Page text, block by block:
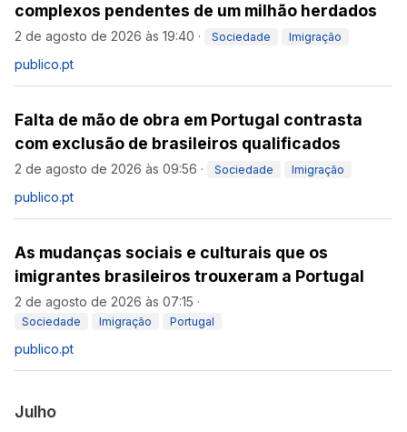
complexos pendentes de um milhão herdados
2 de agosto de 2026 às 19:40 · Sociedade Imigração
publico.pt
Falta de mão de obra em Portugal contrasta
com exclusão de brasileiros qualificados
2 de agosto de 2026 às 09:56 · Sociedade Imigração
publico.pt
As mudanças sociais e culturais que os
imigrantes brasileiros trouxeram a Portugal
2 de agosto de 2026 às 07:15 ·
Sociedade Imigração Portugal
publico.pt
Julho